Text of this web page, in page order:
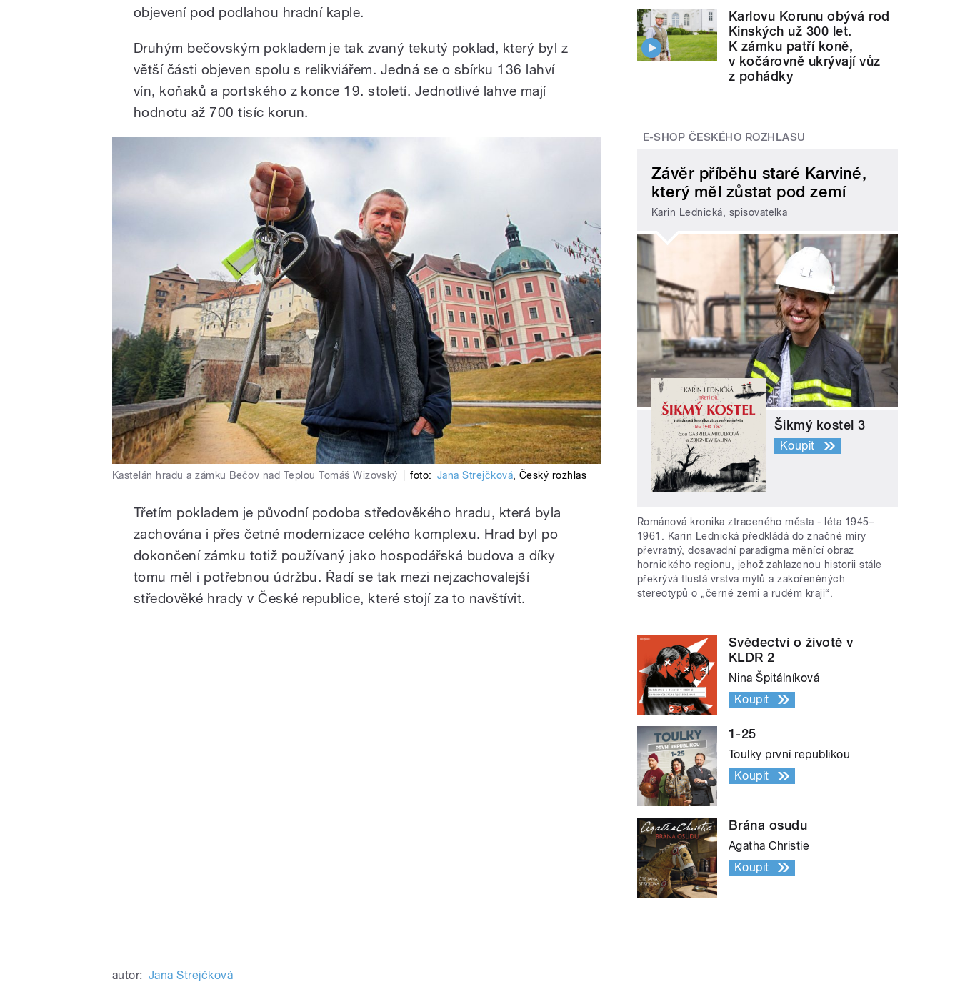
objevení pod podlahou hradní kaple.
Druhým bečovským pokladem je tak zvaný tekutý poklad, který byl z
větší části objeven spolu s relikviářem. Jedná se o sbírku 136 lahví
vín, koňaků a portského z konce 19. století. Jednotlivé lahve mají
hodnotu až 700 tisíc korun.
Kastelán hradu a zámku Bečov nad Teplou Tomáš Wizovský foto: Jana Strejčková, Český rozhlas
Třetím pokladem je původní podoba středověkého hradu, která byla
zachována i přes četné modernizace celého komplexu. Hrad byl po
dokončení zámku totiž používaný jako hospodářská budova a díky
tomu měl i potřebnou údržbu. Řadí se tak mezi nejzachovalejší
středověké hrady v České republice, které stojí za to navštívit.
autor: Jana Strejčková
Karlovu Korunu obývá rod
Kinských už 300 let.
K zámku patří koně,
v kočárovně ukrývají vůz
z pohádky
E-SHOP ČESKÉHO ROZHLASU
Závěr příběhu staré Karviné,
který měl zůstat pod zemí
Karin Lednická, spisovatelka
Šikmý kostel 3
Koupit
Románová kronika ztraceného města - léta 1945–
1961. Karin Lednická předkládá do značné míry
převratný, dosavadní paradigma měnící obraz
hornického regionu, jehož zahlazenou historii stále
překrývá tlustá vrstva mýtů a zakořeněných
stereotypů o „černé zemi a rudém kraji“.
Svědectví o životě v
KLDR 2
Nina Špitálníková
Koupit
1-25
Toulky první republikou
Koupit
Brána osudu
Agatha Christie
Koupit